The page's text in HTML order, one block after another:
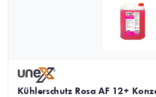
Kühlerschutz Rosa AF 12+